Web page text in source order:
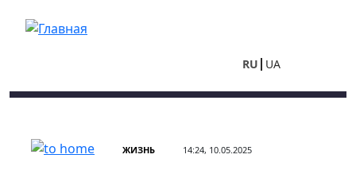
RU UA
ЖИЗНЬ 14:24, 10.05.2025